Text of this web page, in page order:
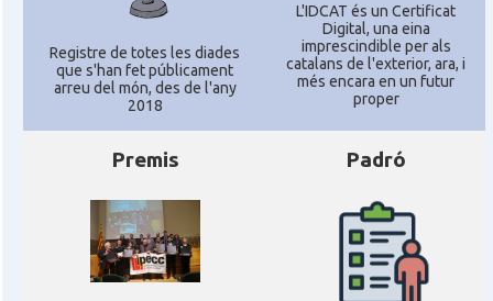
Ambaixada Ambaixada espanyola a Alemanya
* + ambaixades i consolats
Registre de totes les diades
que s'han fet públicament
arreu del món, des de l'any
2018
L'IDCAT és un Certificat
Digital, una eina
imprescindible per als
catalans de l'exterior, ara, i
més encara en un futur
proper
Premis Padró